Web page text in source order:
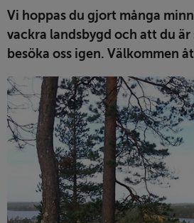
Vi hoppas du gjort många
vackra landsbygd och att du är
besöka oss igen. Välkommen